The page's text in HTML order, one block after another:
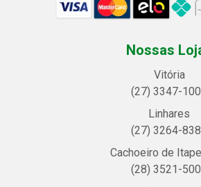
Nossas
Vitória
(27) 3347-
Linhares
(27) 3264-
Cachoeiro de
(28) 3521-